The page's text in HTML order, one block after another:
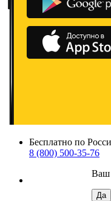
Бесплатно по
8 (800) 500-35-76
Ваш